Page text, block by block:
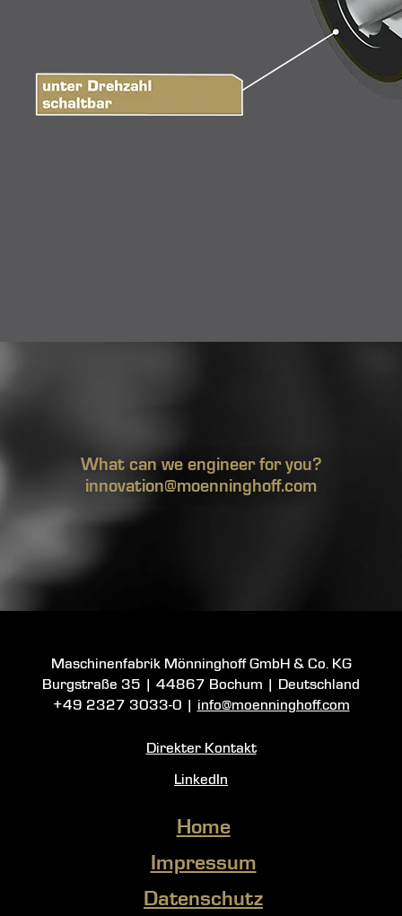
What can we engineer for you?
innovation@moenninghoff.com
Maschinenfabrik Mönninghoff GmbH & Co. KG
Burgstraße 35
44867 Bochum
| Deutschland
+49 2327 3033-0
info@moenninghoff.com
Direkter Kontakt
LinkedIn
Home
Impressum
Datenschutz